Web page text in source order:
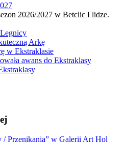
2026/2027 w Betclic I lidze.
Arkę
w Ekstraklasie
awans do Ekstraklasy